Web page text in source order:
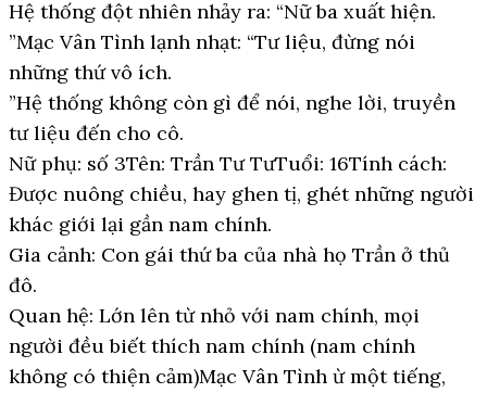
Hệ thống đột nhiên nhảy ra: “Nữ ba xuất hiện.
”Mạc Vân Tình lạnh nhạt: “Tư liệu, đừng nói
những thứ vô ích.
”Hệ thống không còn gì để nói, nghe lời, truyền
tư liệu đến cho cô.
Nữ phụ: số 3Tên: Trần Tư TưTuổi: 16Tính cách:
Được nuông chiều, hay ghen tị, ghét những người
khác giới lại gần nam chính.
Gia cảnh: Con gái thứ ba của nhà họ Trần ở thủ
đô.
Quan hệ: Lớn lên từ nhỏ với nam chính, mọi
người đều biết thích nam chính (nam chính
không có thiện cảm)Mạc Vân Tình ừ một tiếng,